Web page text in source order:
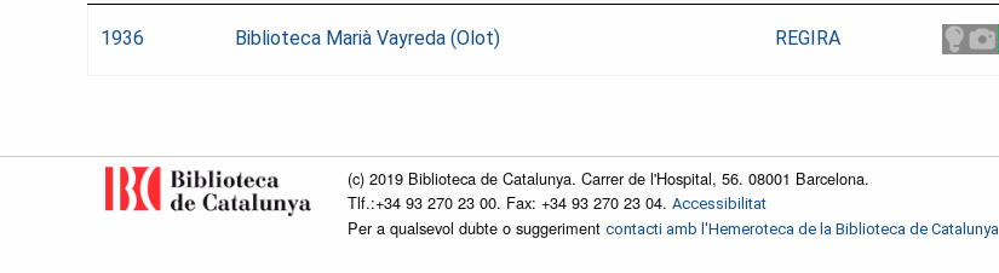
1936 Biblioteca Marià Vayreda (Olot) REGIRA
(c) 2019 Biblioteca de Catalunya. Carrer de l'Hospital, 56. 08001 Barcelona.
Tlf.:+34 93 270 23 00. Fax: +34 93 270 23 04. Accessibilitat
Per a qualsevol dubte o suggeriment contacti amb l'Hemeroteca de la Biblioteca de Catalunya